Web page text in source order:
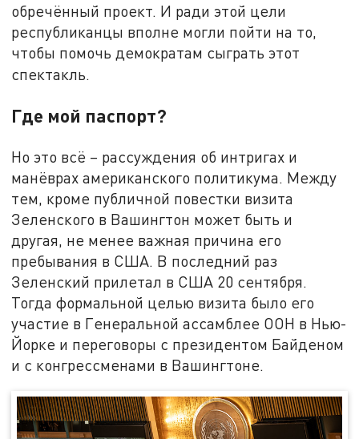
обречённый проект. И ради этой цели
республиканцы вполне могли пойти на то,
чтобы помочь демократам сыграть этот
спектакль.
Где мой паспорт?
Но это всё – рассуждения об интригах и
манёврах американского политикума. Между
тем, кроме публичной повестки визита
Зеленского в Вашингтон может быть и
другая, не менее важная причина его
пребывания в США. В последний раз
Зеленский прилетал в США 20 сентября.
Тогда формальной целью визита было его
участие в Генеральной ассамблее ООН в Нью-
Йорке и переговоры с президентом Байденом
и с конгрессменами в Вашингтоне.